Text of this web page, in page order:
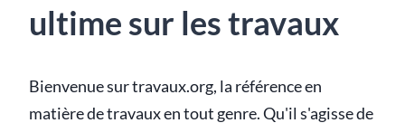
ultime sur les travaux
Bienvenue sur travaux.org, la référence en
matière de travaux en tout genre. Qu'il s'agisse de